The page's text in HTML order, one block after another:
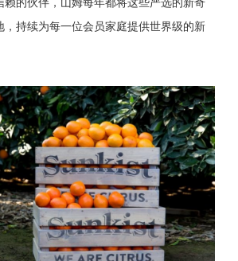
赖的伙伴，山姆每年都将这些严选的新奇
，持续为每一位会员家庭提供世界级的新